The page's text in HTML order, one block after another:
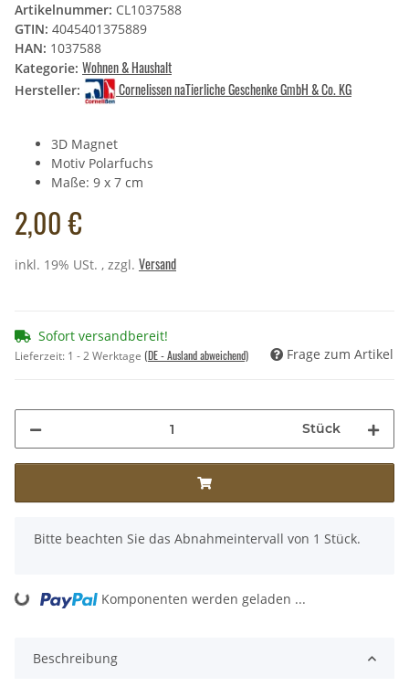
Artikelnummer: CL1037588
GTIN: 4045401375889
HAN: 1037588
Kategorie: Wohnen & Haushalt
Hersteller: Cornelissen naTierliche Geschenke GmbH & Co. KG
3D Magnet
Motiv Polarfuchs
Maße: 9 x 7 cm
2,00 €
inkl. 19% USt. , zzgl. Versand
Sofort versandbereit!
Lieferzeit: 1 - 2 Werktage (DE - Ausland abweichend) Frage zum Artikel
Stück
x
Bitte beachten Sie das Abnahmeintervall von 1 Stück.
Komponenten werden geladen ...
Beschreibung